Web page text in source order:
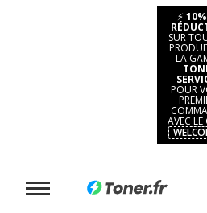
⚡
SUR
LA
POUR
AVEC LE